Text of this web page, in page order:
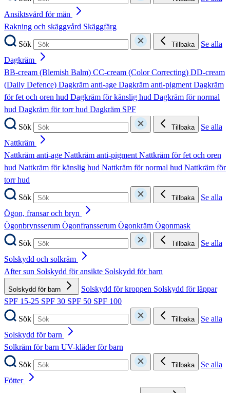
Ansiktsvård för män
Rakning och skäggvård Skäggfärg
Sök
Tillbaka
Se alla
Dagkräm
BB-cream (Blemish Balm) CC-cream (Color Correcting) DD-cream
(Daily Defence) Dagkräm anti-age Dagkräm anti-pigmentDagkräm
för fet och oren hud Dagkräm för känslig hud Dagkräm för normal
hud Dagkräm för torr hud Dagkräm SPF
Sök
Tillbaka
Se alla
Nattkräm
Nattkräm anti-age Nattkräm anti-pigmentNattkräm för fet och oren
hud Nattkräm för känslig hud Nattkräm för normal hud Nattkräm för
torr hud
Sök
Tillbaka
Se alla
Ögon, fransar och bryn
Ögonbrynsserum Ögonfransserum Ögonkräm Ögonmask
Sök
Tillbaka
Se alla
Solskydd och solkräm
After sun Solskydd för ansikte Solskydd för barn
Solskydd för barn Solskydd för kroppen Solskydd för läppar
SPF 15-25 SPF 30 SPF 50 SPF 100
Sök
Tillbaka
Se alla
Solskydd för barn
Solkräm för barn UV-kläder för barn
Sök
Tillbaka
Se alla
Fötter